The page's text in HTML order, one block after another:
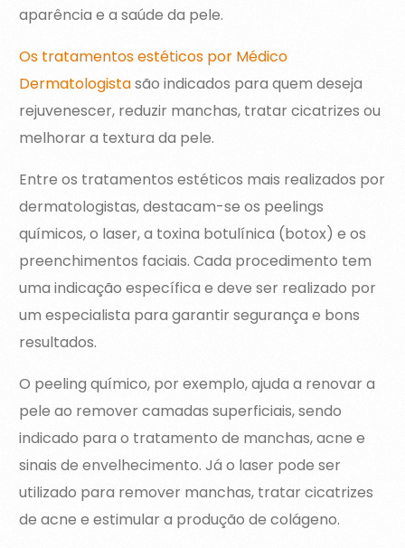
aparência e a saúde da pele.
Os tratamentos estéticos por Médico
Dermatologistasão indicados para quem deseja
rejuvenescer, reduzir manchas, tratar cicatrizes ou
melhorar a textura da pele.
Entre os tratamentos estéticos mais realizados por
dermatologistas, destacam-se os peelings
químicos, o laser, a toxina botulínica (botox) e os
preenchimentos faciais. Cada procedimento tem
uma indicação específica e deve ser realizado por
um especialista para garantir segurança e bons
resultados.
O peeling químico, por exemplo, ajuda a renovar a
pele ao remover camadas superficiais, sendo
indicado para o tratamento de manchas, acne e
sinais de envelhecimento. Já o laser pode ser
utilizado para remover manchas, tratar cicatrizes
de acne e estimular a produção de colágeno.